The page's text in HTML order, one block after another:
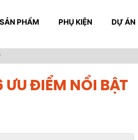
SẢN PHẨM PHỤ KIỆN DỰ ÁN
ƯU ĐIỂM NỔI BẬT